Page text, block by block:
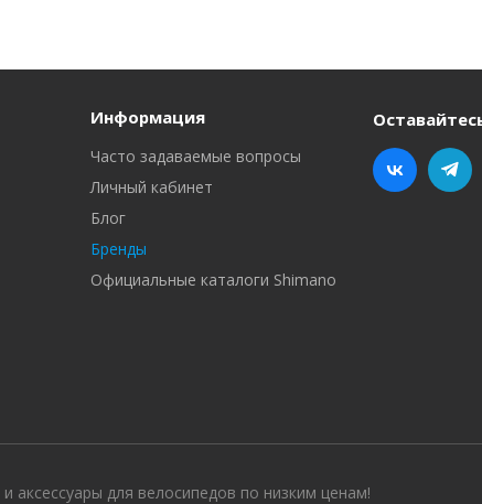
Информация
Часто задаваемые вопросы
Личный кабинет
Блог
Бренды
Официальные каталоги Shimano
аксессуары для велосипедов по низким ценам!